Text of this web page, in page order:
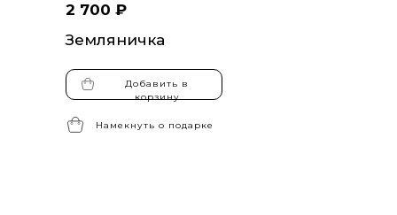
2 700 ₽
Земляничка
Намекнуть о подарке
Добавить в
корзину